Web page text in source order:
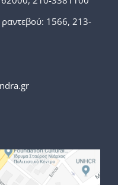
ραντεβού: 1566, 213-